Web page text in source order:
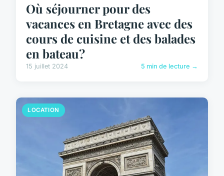
Où séjourner pour des
vacances en Bretagne avec des
cours de cuisine et des balades
en bateau?
15 juillet 2024 5 min de lecture →
LOCATION